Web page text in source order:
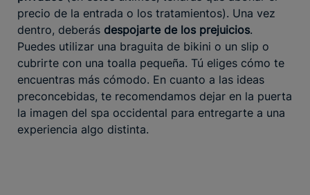
precio de la entrada o los tratamientos). Una vez
dentro, deberás despojarte de los prejuicios.
Puedes utilizar una braguita de bikini o un slip o
cubrirte con una toalla pequeña. Tú eliges cómo te
encuentras más cómodo. En cuanto a las ideas
preconcebidas, te recomendamos dejar en la puerta
la imagen del spa occidental para entregarte a una
experiencia algo distinta.